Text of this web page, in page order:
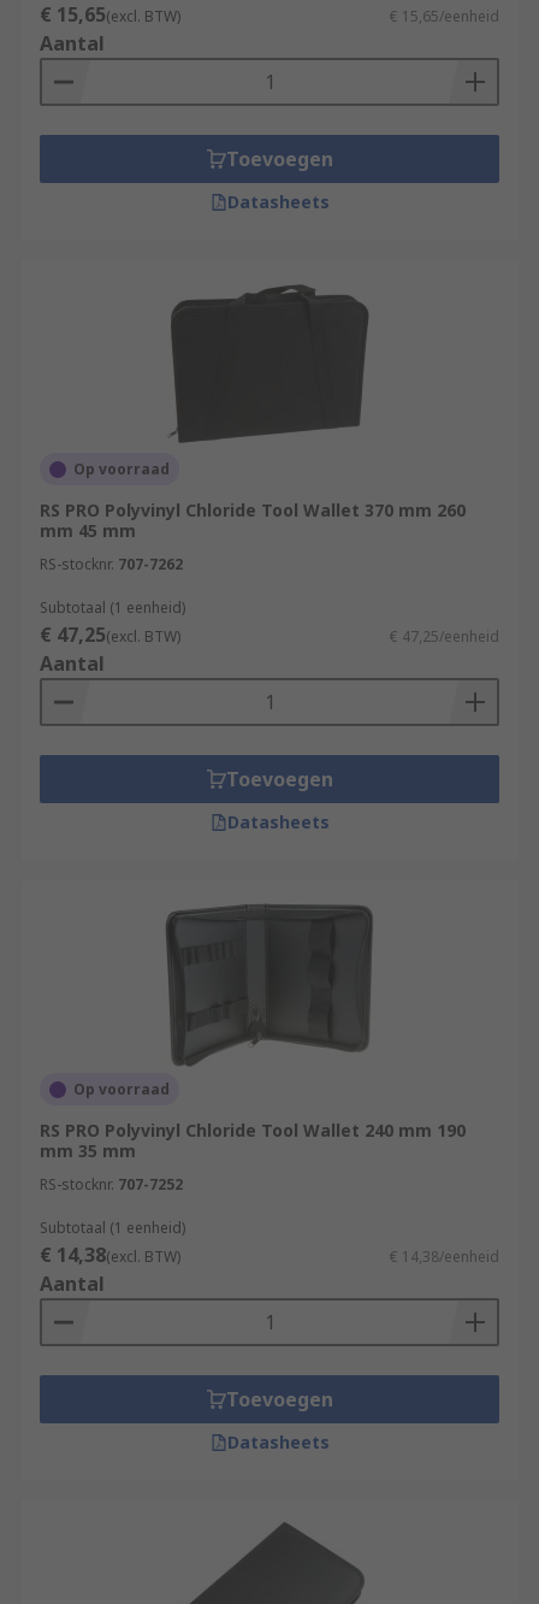
€ 15,65(excl. BTW) € 15,65/eenheid
Aantal
Toevoegen
Datasheets
Op voorraad
RS PRO Polyvinyl Chloride Tool Wallet 370 mm 260
mm 45 mm
RS-stocknr. 707-7262
Subtotaal (1 eenheid)
€ 47,25(excl. BTW) € 47,25/eenheid
Aantal
Toevoegen
Datasheets
Op voorraad
RS PRO Polyvinyl Chloride Tool Wallet 240 mm 190
mm 35 mm
RS-stocknr. 707-7252
Subtotaal (1 eenheid)
€ 14,38(excl. BTW) € 14,38/eenheid
Aantal
Toevoegen
Datasheets